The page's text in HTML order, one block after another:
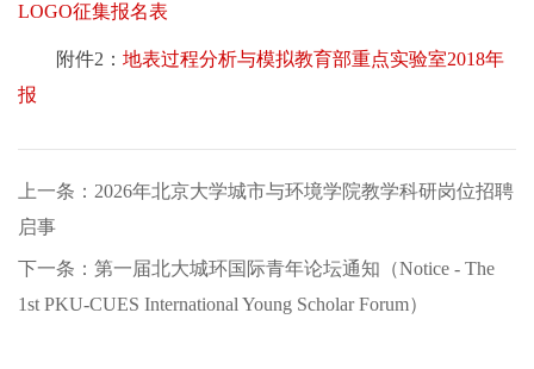
LOGO征集报名表
附件2： 地表过程分析与模拟教育部重点实验室2018年
报
上一条：2026年北京大学城市与环境学院教学科研岗位招聘
启事
下一条：第一届北大城环国际青年论坛通知（Notice - The
1st PKU-CUES International Young Scholar Forum）